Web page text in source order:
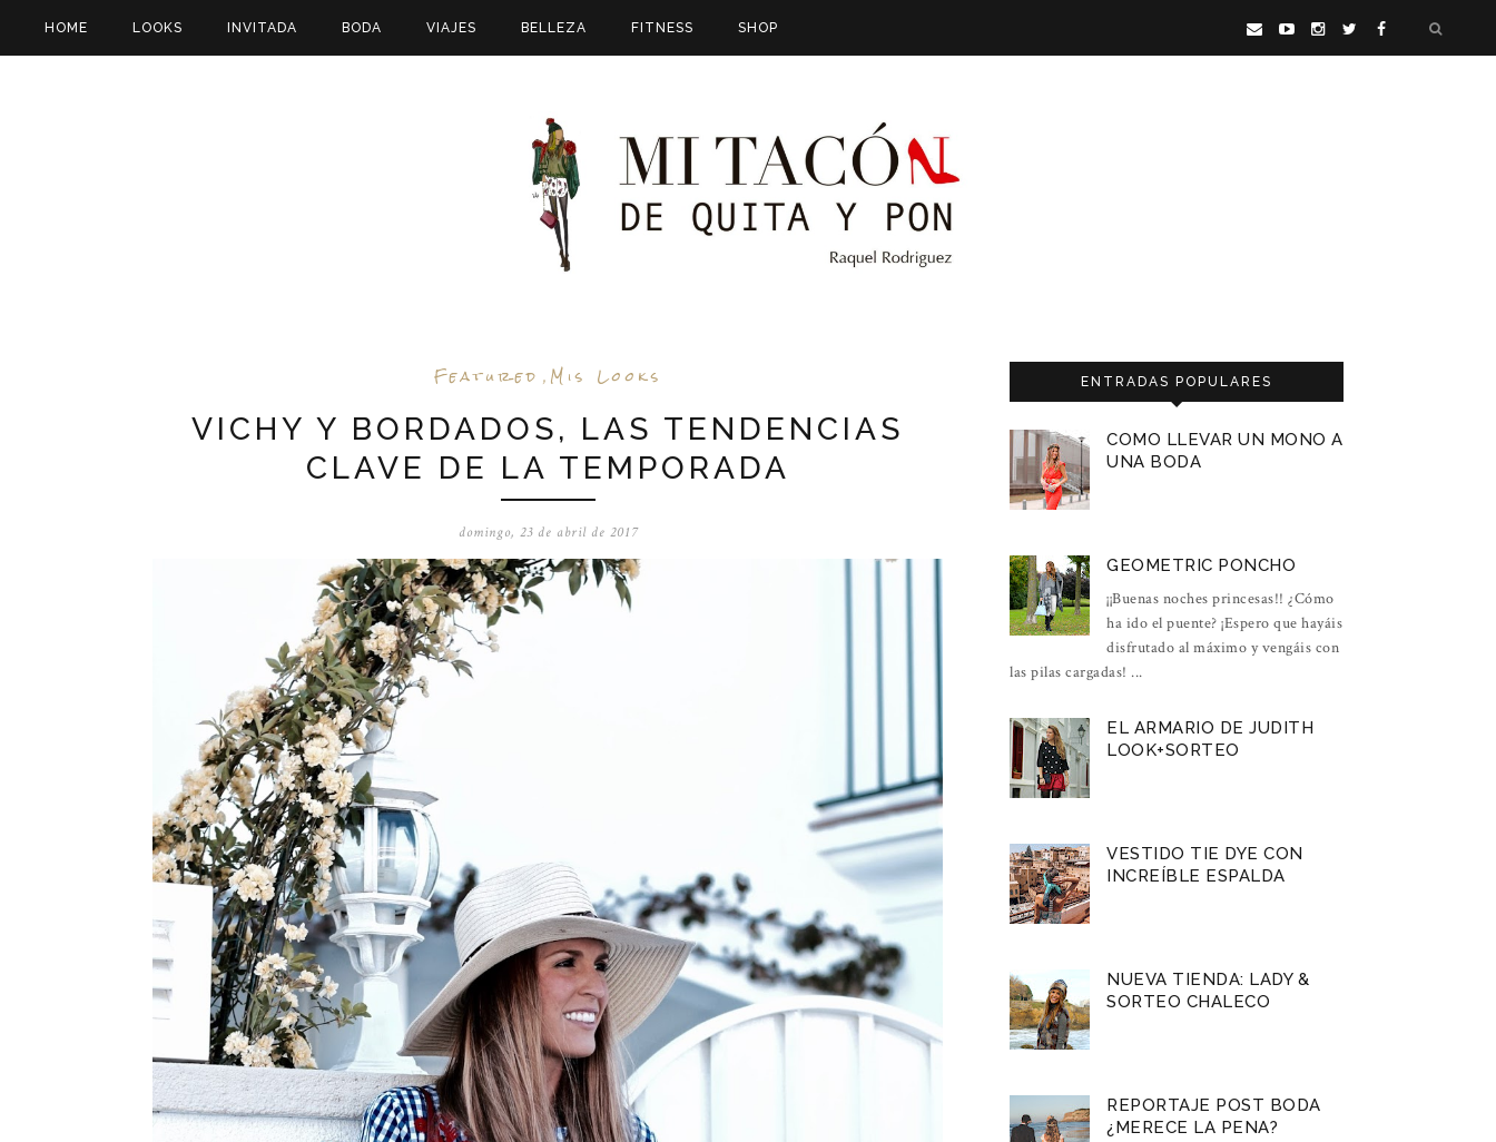
HOME LOOKS INVITADA BODA VIAJES BELLEZA FITNESS SHOP
Featured , Mis Looks
VICHY Y BORDADOS, LAS TENDENCIAS
CLAVE DE LA TEMPORADA
domingo, 23 de abril de 2017
ENTRADAS POPULARES
COMO LLEVAR UN MONO A
UNA BODA
GEOMETRIC PONCHO
¡¡Buenas noches princesas!! ¿Cómo
ha ido el puente? ¡Espero que hayáis
disfrutado al máximo y vengáis con
las pilas cargadas! ...
EL ARMARIO DE JUDITH
LOOK+SORTEO
VESTIDO TIE DYE CON
INCREÍBLE ESPALDA
NUEVA TIENDA: LADY &
SORTEO CHALECO
REPORTAJE POST BODA
¿MERECE LA PENA?